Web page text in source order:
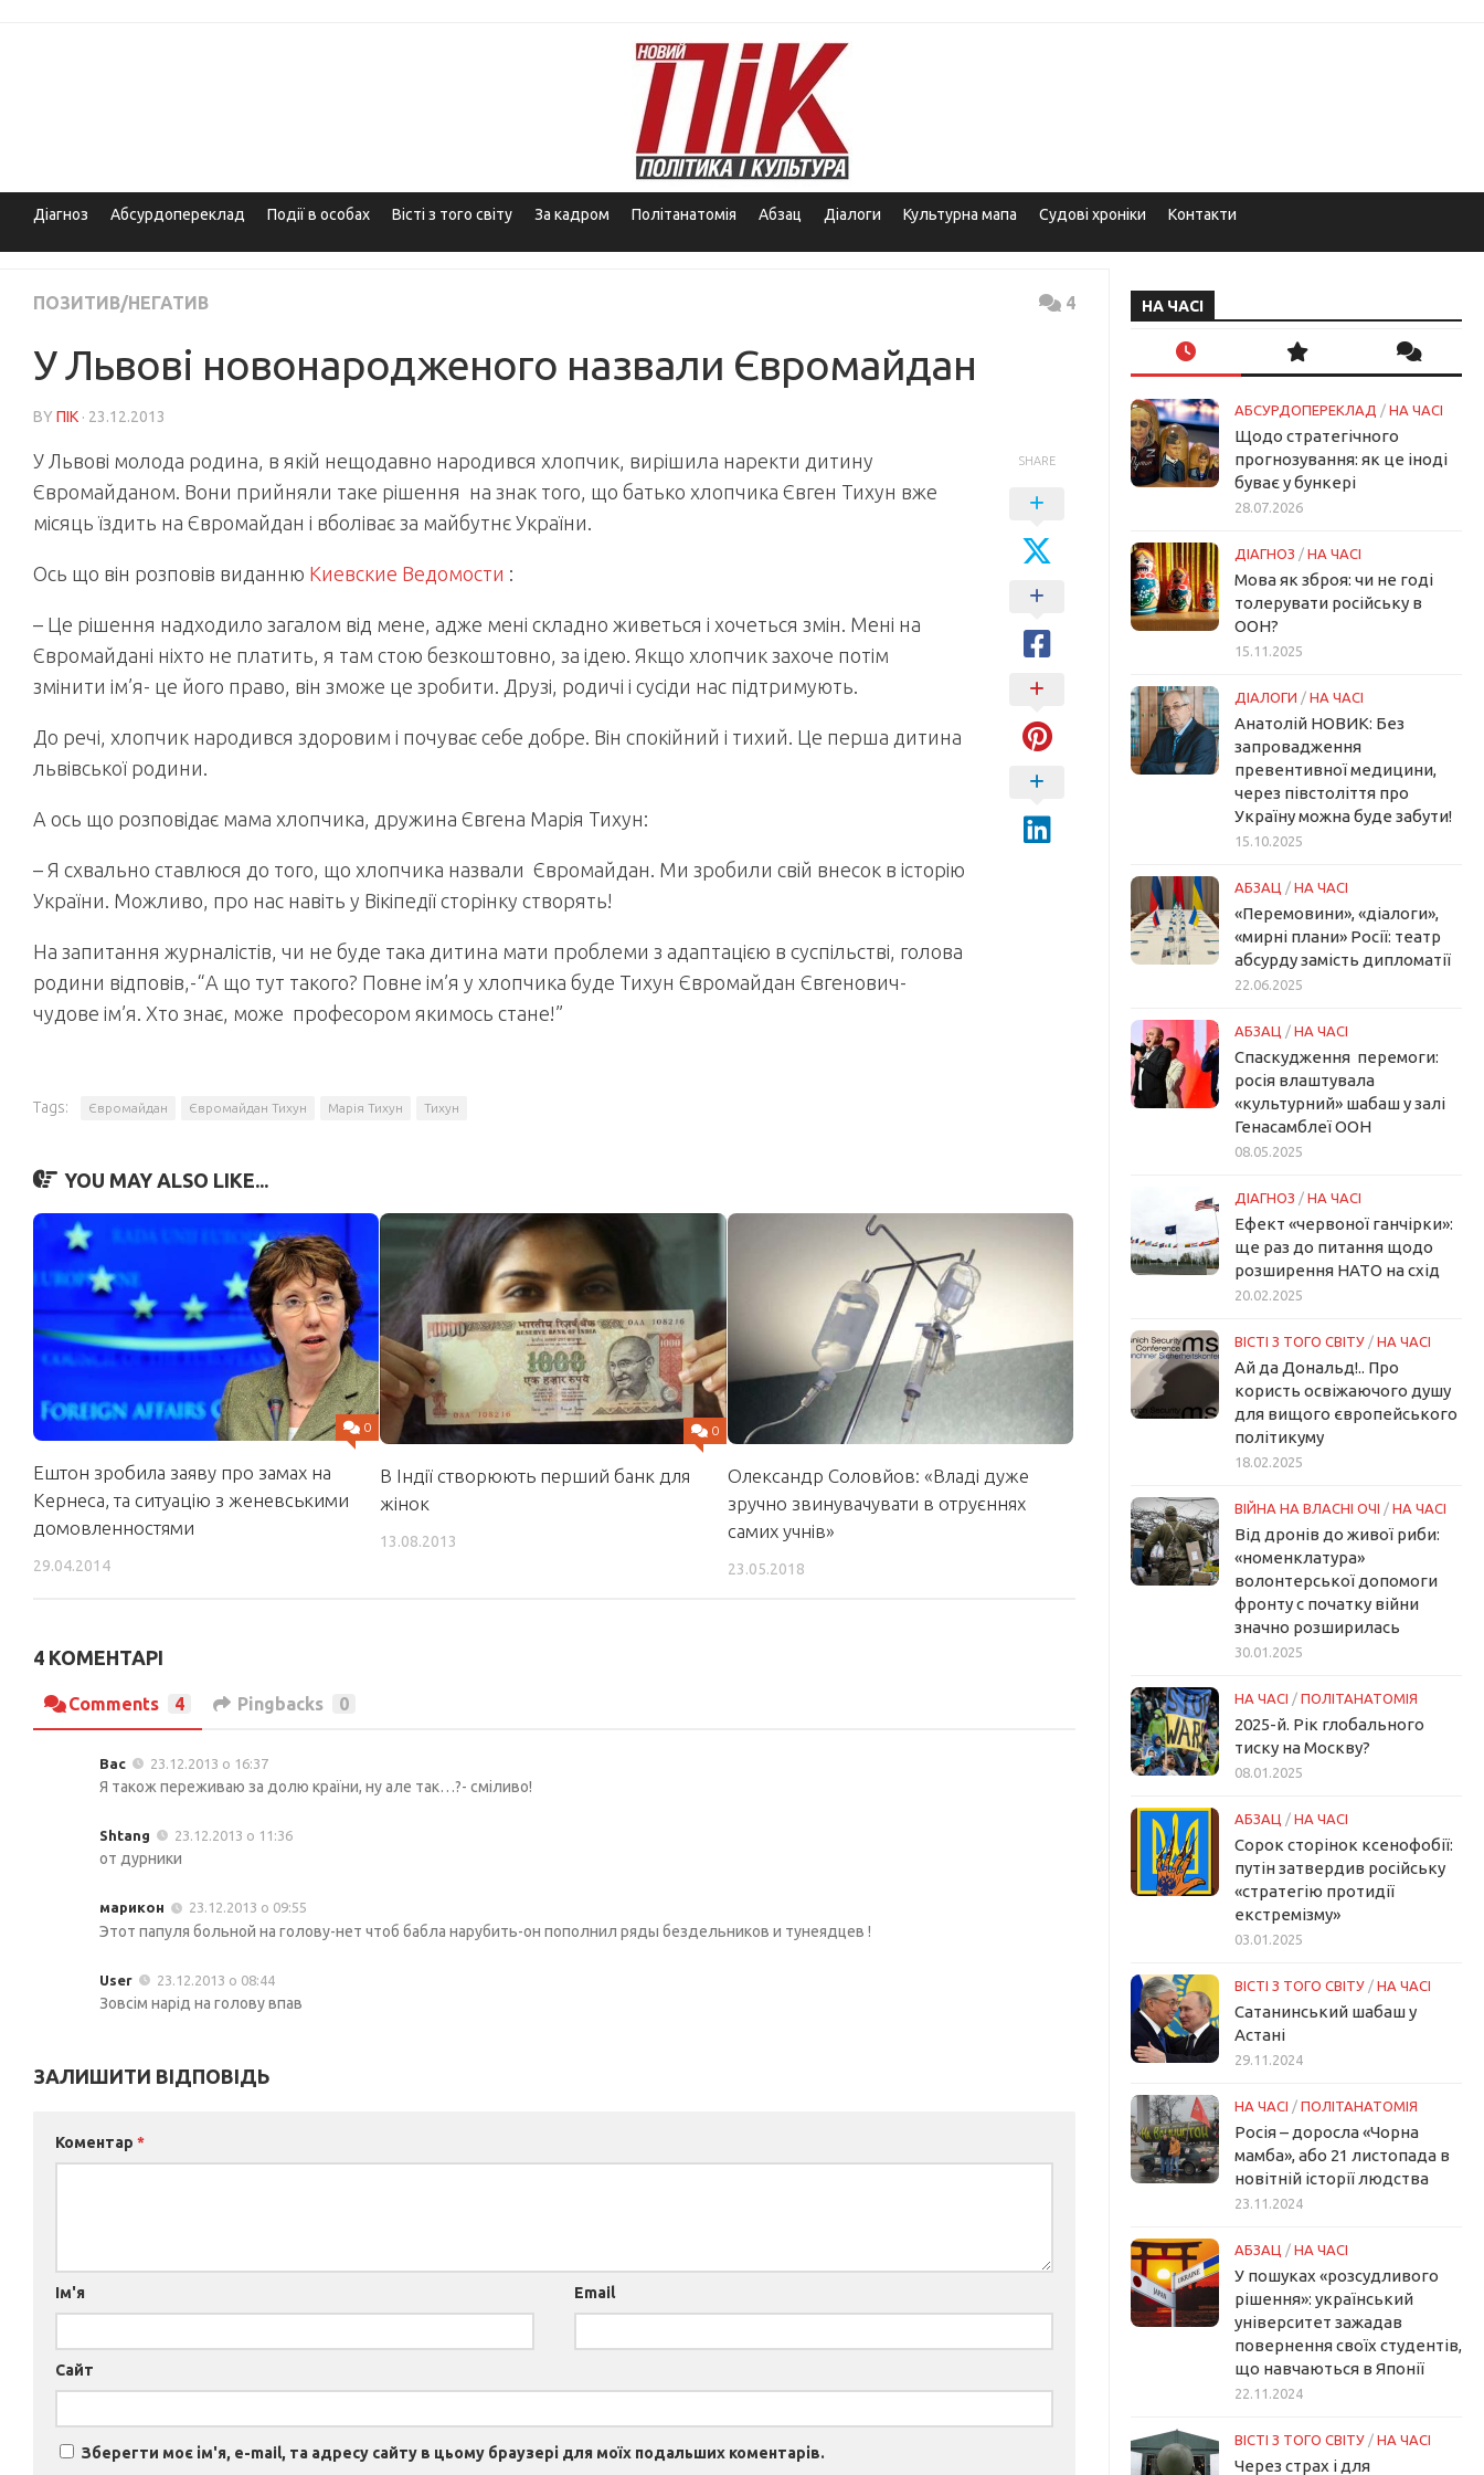
Діагноз Абсурдопереклад Події в особах Вісті з того світу За кадром Політанатомія Абзац Діалоги Культурна мапа Судові хроніки Контакти
ПОЗИТИВ/НЕГАТИВ 4
У Львові новонародженого назвали Євромайдан
BY ПІК · 23.12.2013
У Львові молода родина, в якій нещодавно народився хлопчик, вирішила наректи дитину
Євромайданом. Вони прийняли таке рішення на знак того, що батько хлопчика Євген Тихун вже
місяць їздить на Євромайдан і вболіває за майбутнє України.
Ось що він розповів виданню Киевские Ведомости :
– Це рішення надходило загалом від мене, адже мені складно живеться і хочеться змін. Мені на
Євромайдані ніхто не платить, я там стою безкоштовно, за ідею. Якщо хлопчик захоче потім
змінити ім’я- це його право, він зможе це зробити. Друзі, родичі і сусіди нас підтримують.
До речі, хлопчик народився здоровим і почуває себе добре. Він спокійний і тихий. Це перша дитина
львівської родини.
А ось що розповідає мама хлопчика, дружина Євгена Марія Тихун:
– Я схвально ставлюся до того, що хлопчика назвали Євромайдан. Ми зробили свій внесок в історію
України. Можливо, про нас навіть у Вікіпедії сторінку створять!
На запитання журналістів, чи не буде така дитина мати проблеми з адаптацією в суспільстві, голова
родини відповів,-“А що тут такого? Повне ім’я у хлопчика буде Тихун Євромайдан Євгенович-
чудове ім’я. Хто знає, може професором якимось стане!”
SHARE
Tags: Євромайдан Євромайдан Тихун Марія Тихун Тихун
YOU MAY ALSO LIKE...
0
Ештон зробила заяву про замах на
Кернеса, та ситуацію з женевськими
домовленностями
29.04.2014
0
В Індії створюють перший банк для
жінок
13.08.2013
Олександр Соловйов: «Владі дуже
зручно звинувачувати в отруєннях
самих учнів»
23.05.2018
4 КОМЕНТАРІ
Comments 4 Pingbacks 0
Вас 23.12.2013 о 16:37
Я також переживаю за долю країни, ну але так…?- сміливо!
Shtang 23.12.2013 о 11:36
от дурники
марикон 23.12.2013 о 09:55
Этот папуля больной на голову-нет чтоб бабла нарубить-он пополнил ряды бездельников и тунеядцев !
User 23.12.2013 о 08:44
Зовсім нарід на голову впав
ЗАЛИШИТИ ВІДПОВІДЬ
Коментар *
Ім'я Email
Сайт
Зберегти моє ім'я, e-mail, та адресу сайту в цьому браузері для моїх подальших коментарів.
НА ЧАСІ
АБСУРДОПЕРЕКЛАД / НА ЧАСІ
Щодо стратегічного
прогнозування: як це іноді
буває у бункері
28.07.2026
ДІАГНОЗ / НА ЧАСІ
Мова як зброя: чи не годі
толерувати російську в
ООН?
15.11.2025
ДІАЛОГИ / НА ЧАСІ
Анатолій НОВИК: Без
запровадження
превентивної медицини,
через півстоліття про
Україну можна буде забути!
15.10.2025
АБЗАЦ / НА ЧАСІ
«Перемовини», «діалоги»,
«мирні плани» Росії: театр
абсурду замість дипломатії
22.06.2025
АБЗАЦ / НА ЧАСІ
Спаскудження перемоги:
росія влаштувала
«культурний» шабаш у залі
Генасамблеї ООН
08.05.2025
ДІАГНОЗ / НА ЧАСІ
Ефект «червоної ганчірки»:
ще раз до питання щодо
розширення НАТО на схід
20.02.2025
ВІСТІ З ТОГО СВІТУ / НА ЧАСІ
Ай да Дональд!.. Про
користь освіжаючого душу
для вищого європейського
політикуму
18.02.2025
ВІЙНА НА ВЛАСНІ ОЧІ / НА ЧАСІ
Від дронів до живої риби:
«номенклатура»
волонтерської допомоги
фронту с початку війни
значно розширилась
30.01.2025
НА ЧАСІ / ПОЛІТАНАТОМІЯ
2025-й. Рік глобального
тиску на Москву?
08.01.2025
АБЗАЦ / НА ЧАСІ
Сорок сторінок ксенофобії:
путін затвердив російську
«стратегію протидії
екстремізму»
03.01.2025
ВІСТІ З ТОГО СВІТУ / НА ЧАСІ
Сатанинський шабаш у
Астані
29.11.2024
НА ЧАСІ / ПОЛІТАНАТОМІЯ
Росія – доросла «Чорна
мамба», або 21 листопада в
новітній історії людства
23.11.2024
АБЗАЦ / НА ЧАСІ
У пошуках «розсудливого
рішення»: український
університет зажадав
повернення своїх студентів,
що навчаються в Японії
22.11.2024
ВІСТІ З ТОГО СВІТУ / НА ЧАСІ
Через страх і для